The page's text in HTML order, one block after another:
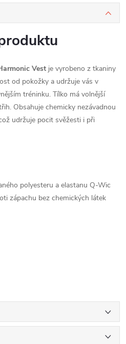
Vest je vyrobeno z tkaniny
od pokožky a udržuje vás v
tréninku. Tílko má volnější
Obsahuje chemicky nezávadnou
udržuje pocit svěžesti i při
polyesteru a elastanu Q-Wic
zápachu bez chemických látek